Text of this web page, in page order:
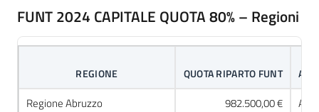
FUNT 2024 CAPITALE QUOTA 80% – Regioni
REGIONE QUOTA RIPARTO FUNT
Regione Abruzzo 982.500,00 €